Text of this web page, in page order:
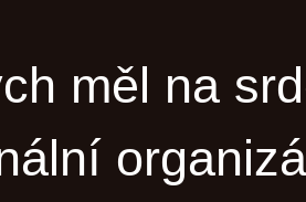
měl na